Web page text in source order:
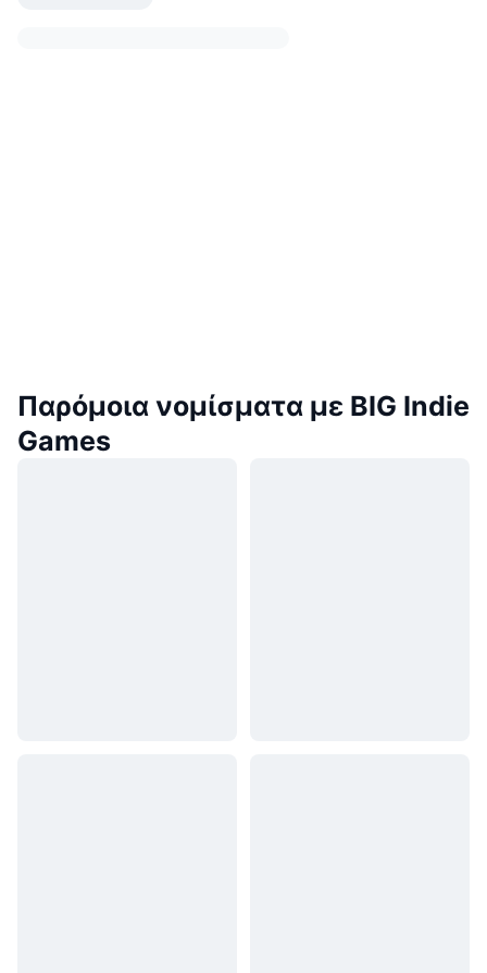
Παρόμοια νομίσματα με BIG Indie
Games